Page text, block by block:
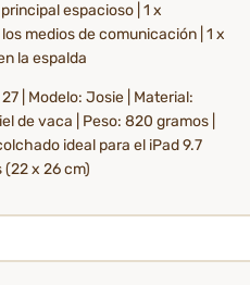
espacioso | 1 x
medios de comunicación | 1 x
la espalda
| Modelo: Josie | Material:
de vaca | Peso: 820 gramos |
ideal para el iPad 9.7
(22 x 26 cm)